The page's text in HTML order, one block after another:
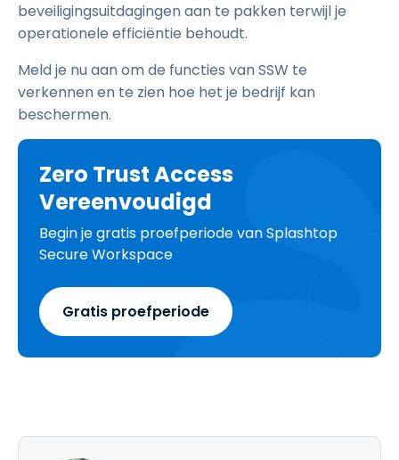
beveiligingsuitdagingen aan te pakken terwijl je
operationele efficiëntie behoudt.
Meld je nu aan om de functies van SSW te
verkennen en te zien hoe het je bedrijf kan
beschermen.
Zero Trust Access
Vereenvoudigd
Begin je gratis proefperiode van Splashtop
Secure Workspace
Gratis proefperiode